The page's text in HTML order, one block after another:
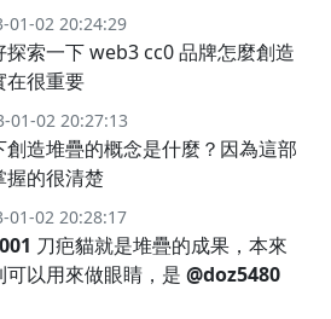
01-02 20:24:29
探索一下 web3 cc0 品牌怎麼創造
在很重要
01-02 20:27:13
創造堆疊的概念是什麼？因為這部
握的很清楚
01-02 20:28:17
刀疤貓就是堆疊的成果，本來
可以用來做眼睛，是 @doz5480